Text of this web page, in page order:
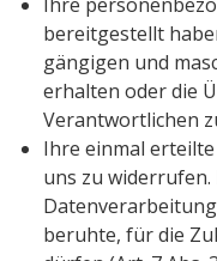
bereitgestellt
gängigen und
erhalten oder die
Verantwortlichen
Ihre einmal
uns zu widerrufen.
beruhte, für die